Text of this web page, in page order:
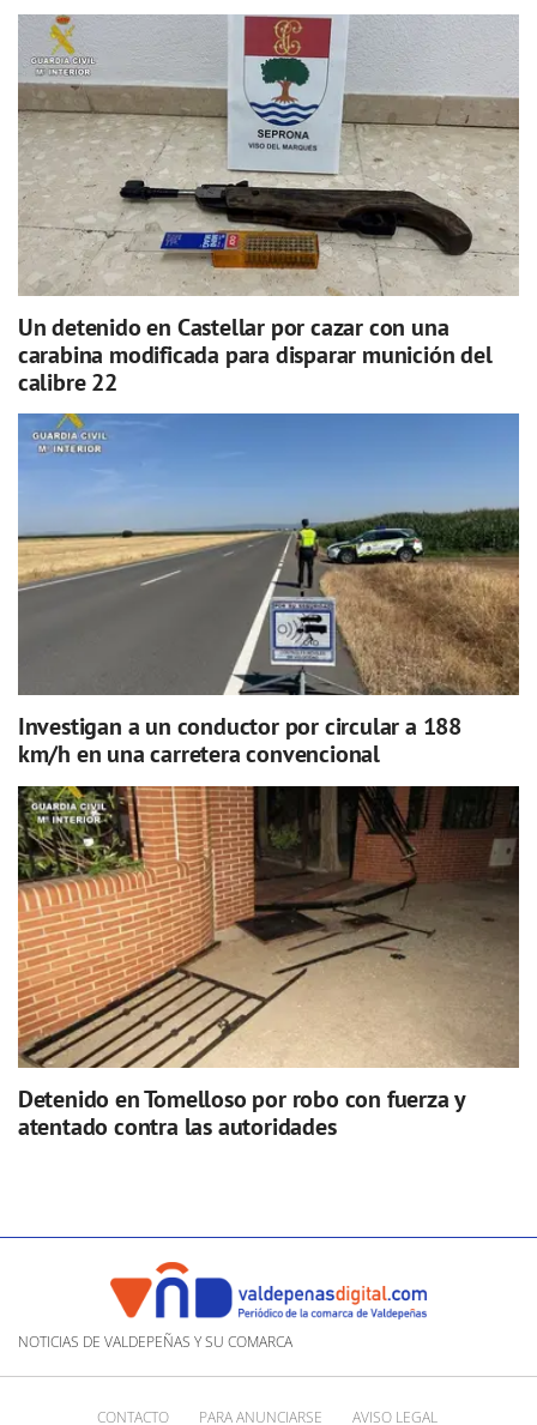
Un detenido en Castellar por cazar con una
carabina modificada para disparar munición del
calibre 22
Investigan a un conductor por circular a 188
km/h en una carretera convencional
Detenido en Tomelloso por robo con fuerza y
atentado contra las autoridades
NOTICIAS DE VALDEPEÑAS Y SU COMARCA
CONTACTO PARA ANUNCIARSE AVISO LEGAL